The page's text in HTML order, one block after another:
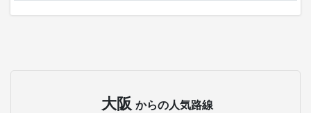
大阪 からの人気路線